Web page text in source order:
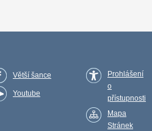
Větší šance
Youtube
Prohlášení
o
přístupnosti
Mapa
Stránek